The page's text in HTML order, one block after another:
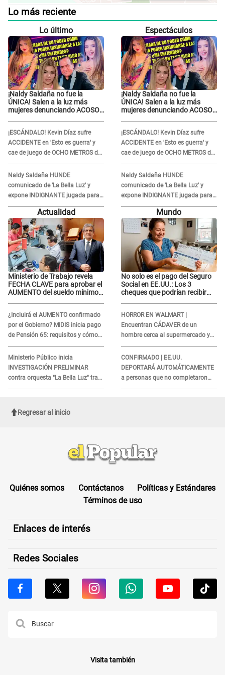
Lo más reciente
Lo último
¡Naldy Saldaña no fue la
ÚNICA! Salen a la luz más
mujeres denunciando ACOSO
director
¡ESCÁNDALO! Kevin Díaz sufre
ACCIDENTE en 'Esto es guerra' y
cae de juego de OCHO METROS de
altura: "La colchoneta se rompe..."
Naldy Saldaña HUNDE
comunicado de 'La Bella Luz' y
expone INDIGNANTE jugada para
DEFENDER a director: "Que he
tenido algo..."
Espectáculos
¡Naldy Saldaña no fue la
ÚNICA! Salen a la luz más
mujeres denunciando ACOSO
director
¡ESCÁNDALO! Kevin Díaz sufre
ACCIDENTE en 'Esto es guerra' y
cae de juego de OCHO METROS de
altura: "La colchoneta se rompe..."
Naldy Saldaña HUNDE
comunicado de 'La Bella Luz' y
expone INDIGNANTE jugada para
DEFENDER a director: "Que he
tenido algo..."
Actualidad
Ministerio de Trabajo revela
FECHA CLAVE para aprobar el
AUMENTO del sueldo mínimo:
¿Incluirá el AUMENTO confirmado
por el Gobierno? MIDIS inicia pago
de Pensión 65: requisitos y cómo
obtener el beneficio economico
Ministerio Público inicia
INVESTIGACIÓN PRELIMINAR
contra orquesta "La Bella Luz" tras
DENUNCIA de Naldy Saldaña
Mundo
No solo es el pago del Seguro
Social en EE.UU.: Los 3
cheques que podrían recibir
HORROR EN WALMART |
Encuentran CÁDAVER de un
hombre cerca al supermercado y
esto reveló la autopsia que le
realizaron
CONFIRMADO | EE.UU.
DEPORTARÁ AUTOMÁTICAMENTE
a personas que no completaron
este formulario clave
Regresar al inicio
Quiénes somos Contáctanos
Políticas y Estándares
Términos de uso
Enlaces de interés
Redes Sociales
Visita también